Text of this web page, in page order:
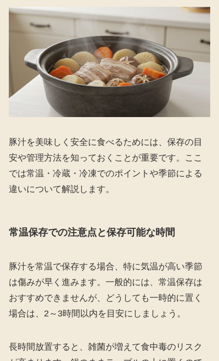
豚汁を美味しく安全に食べるためには、保存の目
安や管理方法を知っておくことが重要です。ここ
では常温・冷蔵・冷凍でのポイントや季節による
違いについて解説します。
常温保存での注意点と保存可能な時間
豚汁を常温で保存する場合、特に気温が高い季節
は傷みが早く進みます。一般的には、常温保存は
おすすめできませんが、どうしても一時的に置く
場合は、2～3時間以内を目安にしましょう。
長時間放置すると、雑菌が増えて食中毒のリスク